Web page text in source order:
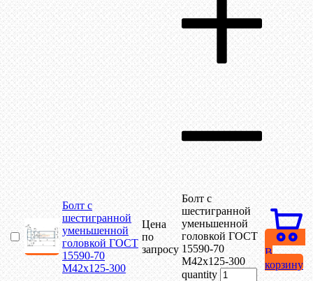
Болт с
шестигранной
уменьшенной
головкой ГОСТ
15590-70
М42х125-300
Цена
по
запросу
Болт с
шестигранной
уменьшенной
головкой ГОСТ
15590-70
М42х125-300
quantity
В
корзину